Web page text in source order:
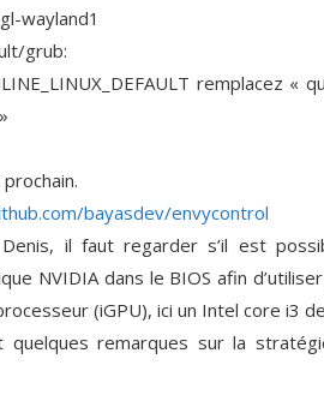
wayland1
grub:
remplacez «
bayasdev/envycontrol
il faut regarder s’il est
NVIDIA dans le BIOS afin
(iGPU), ici un Intel core i3
remarques sur la